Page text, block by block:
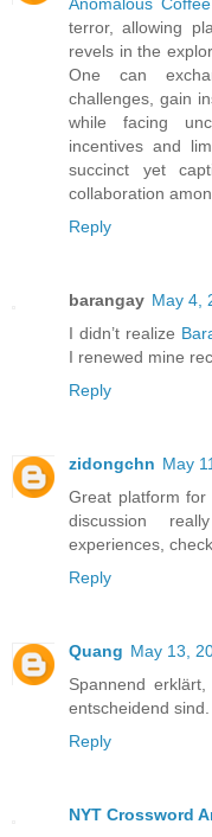
terror, allowing
revels in the
One can
challenges, gain
while facing
incentives and
succinct yet
collaboration
Reply
barangay May 4,
I didn’t realize
I renewed mine
Reply
zidongchn May
Great platform
discussion
experiences,
Reply
Quang May 13,
Spannend
entscheidend sind.
Reply
NYT Crossword